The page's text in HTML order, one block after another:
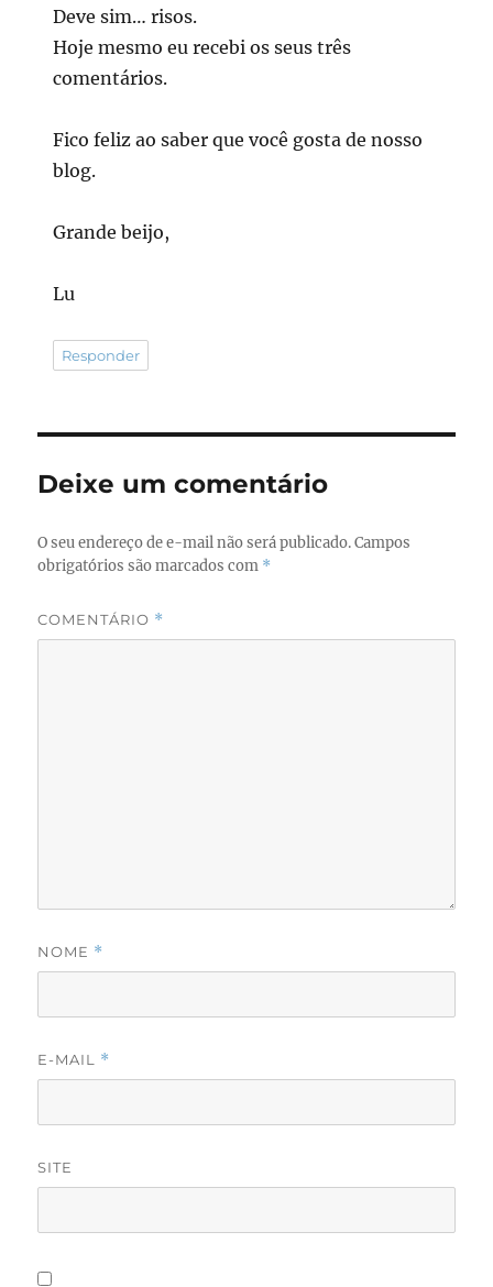
Deve sim… risos.
Hoje mesmo eu recebi os seus três
comentários.
Fico feliz ao saber que você gosta de nosso
blog.
Grande beijo,
Lu
Responder
Deixe um comentário
O seu endereço de e-mail não será publicado. Campos
obrigatórios são marcados com *
COMENTÁRIO *
NOME *
E-MAIL *
SITE